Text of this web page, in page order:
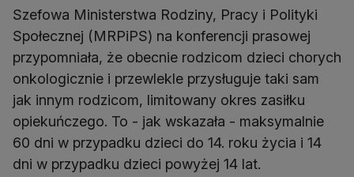
Szefowa Ministerstwa Rodziny, Pracy i Polityki
Społecznej (MRPiPS) na konferencji prasowej
przypomniała, że obecnie rodzicom dzieci chorych
onkologicznie i przewlekle przysługuje taki sam
jak innym rodzicom, limitowany okres zasiłku
opiekuńczego. To - jak wskazała - maksymalnie
60 dni w przypadku dzieci do 14. roku życia i 14
dni w przypadku dzieci powyżej 14 lat.